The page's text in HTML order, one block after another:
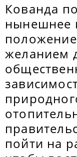
Кованда
нынешнее
желанием
пойти на